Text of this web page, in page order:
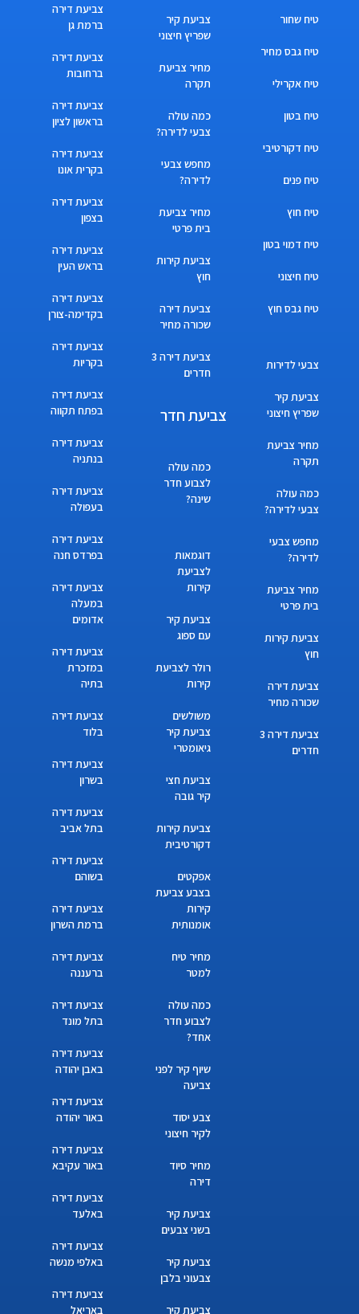
טיח שחור
טיח גבס מחיר
טיח אקרילי
טיח בטון
טיח דקורטיבי
טיח פנים
טיח חוץ
טיח דמוי בטון
טיח חיצוני
טיח גבס חוץ
צבעי לדירות
צביעת קיר
שפריץ חיצוני
מחיר צביעת
תקרה
כמה עולה
צבעי לדירה?
מחפש צבעי
לדירה?
מחיר צביעת
בית פרטי
צביעת קירות
חוץ
צביעת דירה
שכורה מחיר
צביעת דירה 3
חדרים
צביעת קיר
שפריץ חיצוני
מחיר צביעת
תקרה
כמה עולה
צבעי לדירה?
מחפש צבעי
לדירה?
מחיר צביעת
בית פרטי
צביעת קירות
חוץ
צביעת דירה
שכורה מחיר
צביעת דירה 3
חדרים
צביעת חדר
כמה עולה
לצבוע חדר
שינה?
דוגמאות
לצביעת
קירות
צביעת קיר
עם ספוג
רולר לצביעת
קירות
משולשים
צביעת קיר
גיאומטרי
צביעת חצי
קיר גובה
צביעת קירות
דקורטיבית
אפקטים
בצבע צביעת
קירות
אומנותית
מחיר טיח
למטר
כמה עולה
לצבוע חדר
אחד?
שיוף קיר לפני
צביעה
צבע יסוד
לקיר חיצוני
מחיר סיוד
דירה
צביעת קיר
בשני צבעים
צביעת קיר
צבעוני בלבן
צביעת קיר
צביעת דירה
ברמת גן
צביעת דירה
ברחובות
צביעת דירה
בראשון לציון
צביעת דירה
בקרית אונו
צביעת דירה
בצפון
צביעת דירה
בראש העין
צביעת דירה
בקדימה-צורן
צביעת דירה
בקריות
צביעת דירה
בפתח תקווה
צביעת דירה
בנתניה
צביעת דירה
בעפולה
צביעת דירה
בפרדס חנה
צביעת דירה
במעלה
אדומים
צביעת דירה
במזכרת
בתיה
צביעת דירה
בלוד
צביעת דירה
בשרון
צביעת דירה
בתל אביב
צביעת דירה
בשוהם
צביעת דירה
ברמת השרון
צביעת דירה
ברעננה
צביעת דירה
בתל מונד
צביעת דירה
באבן יהודה
צביעת דירה
באור יהודה
צביעת דירה
באור עקיבא
צביעת דירה
באלעד
צביעת דירה
באלפי מנשה
צביעת דירה
באריאל